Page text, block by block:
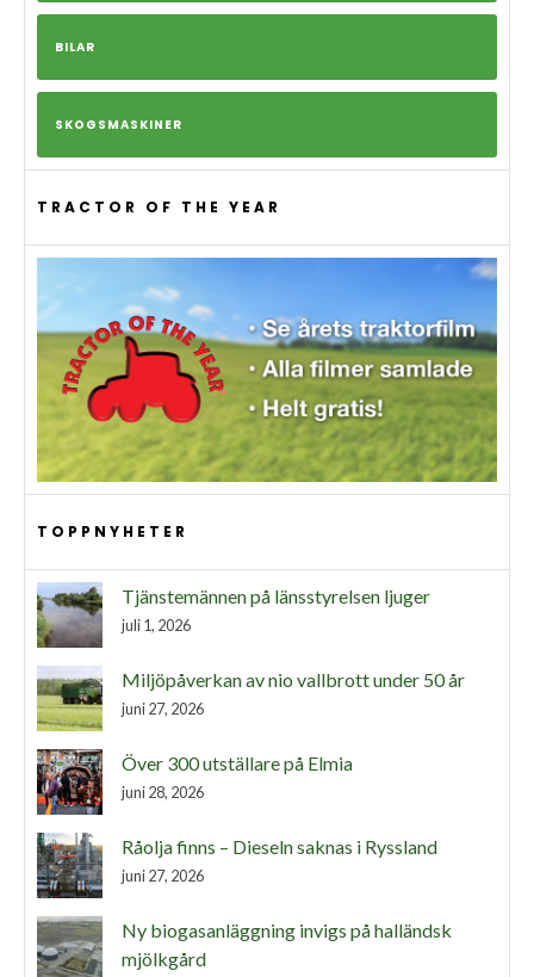
BILAR
SKOGSMASKINER
TRACTOR OF THE YEAR
TOPPNYHETER
Tjänstemännen på länsstyrelsen ljuger
juli 1, 2026
Miljöpåverkan av nio vallbrott under 50 år
juni 27, 2026
Över 300 utställare på Elmia
juni 28, 2026
Råolja finns – Dieseln saknas i Ryssland
juni 27, 2026
Ny biogasanläggning invigs på halländsk
mjölkgård